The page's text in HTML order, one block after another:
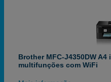
Brother MFC-J4350DW
multifunções com WiFi